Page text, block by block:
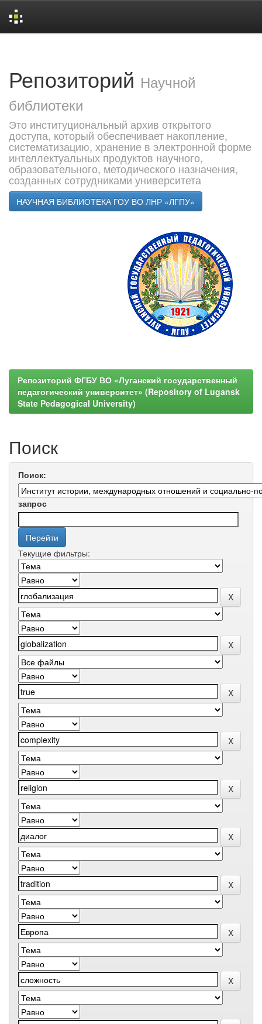
Репозиторий Научной
библиотеки
Это институциональный архив открытого
доступа, который обеспечивает накопление,
систематизацию, хранение в электронной форме
интеллектуальных продуктов научного,
образовательного, методического назначения,
созданных сотрудниками университета
НАУЧНАЯ БИБЛИОТЕКА ГОУ ВО ЛНР «ЛГПУ»
Репозиторий ФГБУ ВО «Луганский государственный
педагогический университет» (Repository of Lugansk
State Pedagogical University)
Поиск
Поиск:
запрос
Текущие фильтры: